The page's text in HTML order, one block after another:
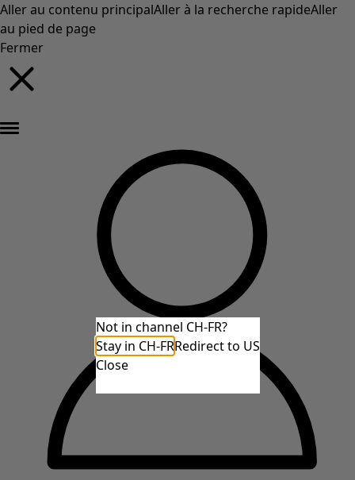
Aller au contenu principalAller à la recherche rapideAller
au pied de page
Fermer
Not in channel CH-FR?
Stay in CH-FRRedirect to US
Close